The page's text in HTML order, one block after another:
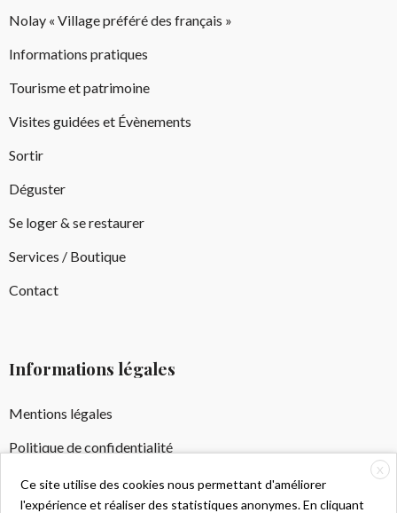
Nolay « Village préféré des français »
Informations pratiques
Tourisme et patrimoine
Visites guidées et Évènements
Sortir
Déguster
Se loger & se restaurer
Services / Boutique
Contact
Informations légales
Mentions légales
Politique de confidentialité
Crédits Photos
X
Ce site utilise des cookies nous permettant d'améliorer
l'expérience et réaliser des statistiques anonymes. En cliquant